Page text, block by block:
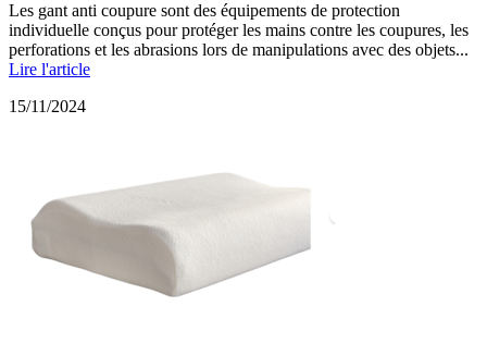
Les gant anti coupure sont des équipements de protection
individuelle conçus pour protéger les mains contre les coupures, les
perforations et les abrasions lors de manipulations avec des objets...
Lire l'article
15/11/2024